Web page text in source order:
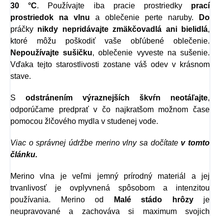
30 °C. Používajte iba pracie prostriedky prací
prostriedok na vlnu a oblečenie perte naruby.
Do
práčky nikdy nepridávajte zmäkčovadlá ani bielidlá,
ktoré môžu poškodiť vaše obľúbené oblečenie.
Nepoužívajte sušičku, oblečenie vyveste na sušenie.
Vďaka tejto starostlivosti zostane váš odev v krásnom
stave.
S odstránením výraznejších škvŕn neotáľajte,
odporúčame predprať v čo najkratšom možnom čase
pomocou žlčového mydla v studenej vode.
Viac o správnej údržbe merino vlny sa dočítate v tomto
článku.
Merino vlna je veľmi jemný prírodný materiál a jej
trvanlivosť je ovplyvnená spôsobom a intenzitou
používania. Merino od
Malé stádo hrôzyje
neupravované a zachováva si maximum svojich